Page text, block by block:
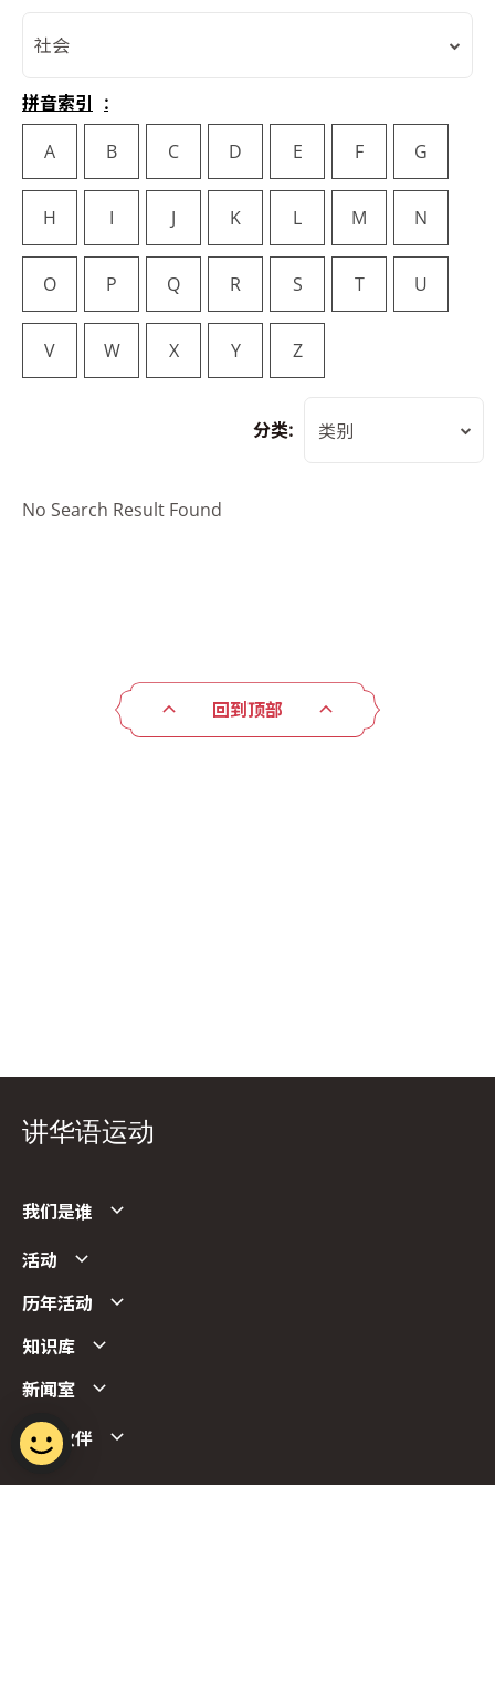
社会
拼音索引
A
B C D E F G
H I J K L M N
O P Q R S T U
V W X Y Z
分类: 类别
No Search Result Found
回到顶部
讲华语运动
我们是谁
活动
历年活动
知识库
新闻室
合作伙伴